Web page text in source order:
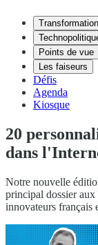
Points de vue
Les faiseurs
Défis
Agenda
Kiosque
20
dans
Notre nouvelle
principal dossier aux
innovateurs français